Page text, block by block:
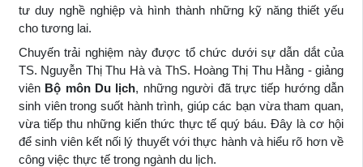
tư duy nghề nghiệp và hình thành những kỹ năng thiết yếu
cho tương lai.
Chuyến trải nghiệm này được tổ chức dưới sự dẫn dắt của
TS. Nguyễn Thị Thu Hà và ThS. Hoàng Thị Thu Hằng - giảng
viên Bộ môn Du lịch, những người đã trực tiếp hướng dẫn
sinh viên trong suốt hành trình, giúp các bạn vừa tham quan,
vừa tiếp thu những kiến thức thực tế quý báu. Đây là cơ hội
để sinh viên kết nối lý thuyết với thực hành và hiểu rõ hơn về
công việc thực tế trong ngành du lịch.